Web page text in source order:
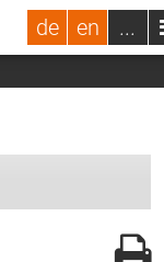
de en ...